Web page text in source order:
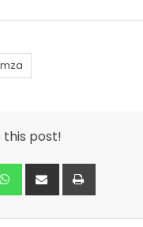
this post!
Whatsapp
Share